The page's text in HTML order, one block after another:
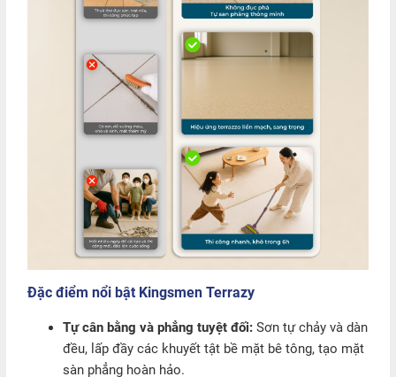
Đặc điểm nổi bật Kingsmen Terrazy
Tự cân bằng và phẳng tuyệt đối: Sơn tự chảy và dàn
đều, lấp đầy các khuyết tật bề mặt bê tông, tạo mặt
sàn phẳng hoàn hảo.